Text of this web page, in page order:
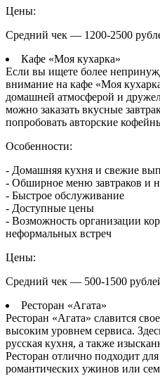
Цены:
Средний чек — 1200-2500
Кафе «Моя кухарка»
Если вы ищете более
внимание на кафе «Моя
домашней атмосферой и
можно заказать вкусные
попробовать авторские
Особенности:
- Домашняя кухня и свежие
- Обширное меню завтраков и
- Быстрое обслуживание
- Доступные цены
- Возможность организации
неформальных встреч
Цены:
Средний чек — 500-1500
Ресторан «Агата»
Ресторан «Агата» славится
высоким уровнем сервиса.
русская кухня, а также
Ресторан отлично подходит
романтических ужинов или